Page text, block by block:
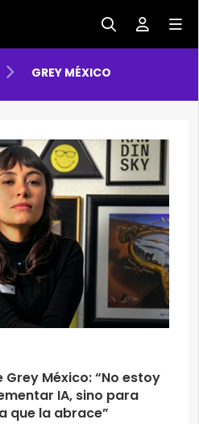
GREY MÉXICO
México: “No estoy
IA, sino para
que la abrace”